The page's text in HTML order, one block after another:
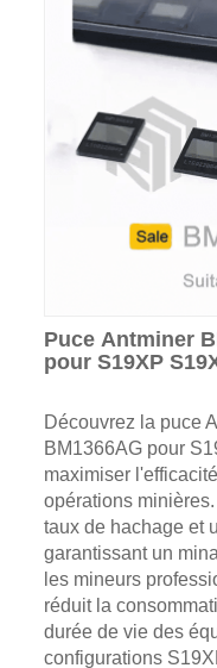
Puce Antminer
pour S19XP
Découvrez la puce
BM1366AG pour
maximiser
opérations
taux de hachage et
garantissant un
les mineurs
réduit la
durée de vie des
configurations